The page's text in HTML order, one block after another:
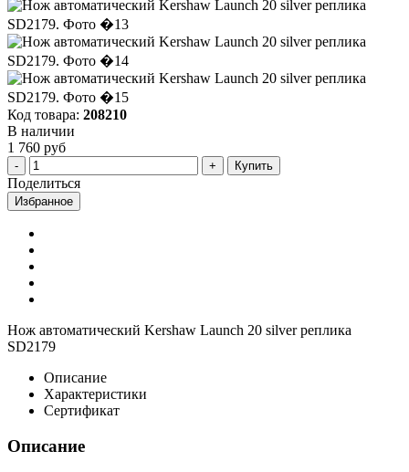
Код товара: 208210
В наличии
1 760 руб
Купить
Поделиться
Избранное
Нож автоматический Kershaw Launch 20 silver реплика
SD2179
Описание
Характеристики
Сертификат
Описание